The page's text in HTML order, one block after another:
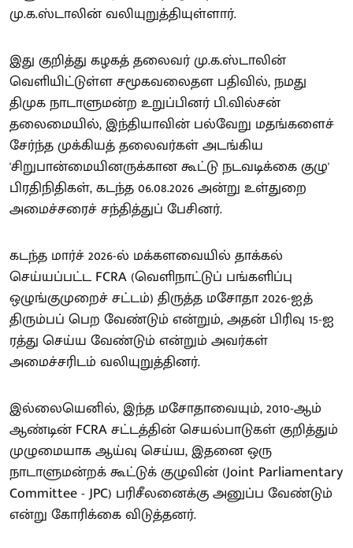
மு.க.ஸ்டாலின் வலியுறுத்தியுள்ளார்.
இது குறித்து கழகத் தலைவர் மு.க.ஸ்டாலின்
வெளியிட்டுள்ள சமூகவலைதள பதிவில், நமது
திமுக நாடாளுமன்ற உறுப்பினர் பி.வில்சன்
தலைமையில், இந்தியாவின் பல்வேறு மதங்களைச்
சேர்ந்த முக்கியத் தலைவர்கள் அடங்கிய
'சிறுபான்மையினருக்கான கூட்டு நடவடிக்கை குழு'
பிரதிநிதிகள், கடந்த 06.08.2026 அன்று உள்துறை
அமைச்சரைச் சந்தித்துப் பேசினர்.
கடந்த மார்ச் 2026-ல் மக்களவையில் தாக்கல்
செய்யப்பட்ட FCRA (வெளிநாட்டுப் பங்களிப்பு
ஒழுங்குமுறைச் சட்டம்) திருத்த மசோதா 2026-ஐத்
திரும்பப் பெற வேண்டும் என்றும், அதன் பிரிவு 15-ஐ
ரத்து செய்ய வேண்டும் என்றும் அவர்கள்
அமைச்சரிடம் வலியுறுத்தினர்.
இல்லையெனில், இந்த மசோதாவையும், 2010-ஆம்
ஆண்டின் FCRA சட்டத்தின் செயல்பாடுகள் குறித்தும்
முழுமையாக ஆய்வு செய்ய, இதனை ஒரு
நாடாளுமன்றக் கூட்டுக் குழுவின் (Joint Parliamentary
Committee - JPC) பரிசீலனைக்கு அனுப்ப வேண்டும்
என்று கோரிக்கை விடுத்தனர்.